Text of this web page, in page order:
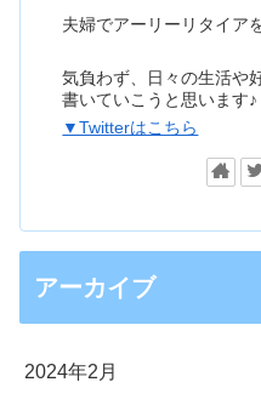
夫婦でアーリーリタイア
気負わず、日々の生活や
書いていこうと思います♪
▼Twitterはこちら
アーカイブ
2024年2月